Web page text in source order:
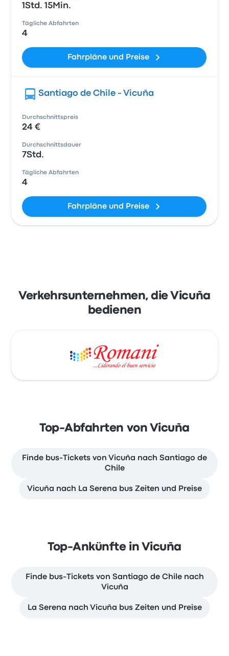
1Std. 15Min.
Tägliche Abfahrten
4
Fahrpläne und Preise
Santiago de Chile - Vicuña
Durchschnittspreis
24 €
Durchschnittsdauer
7Std.
Tägliche Abfahrten
4
Fahrpläne und Preise
Verkehrsunternehmen, die Vicuña
bedienen
Top-Abfahrten von Vicuña
Finde bus-Tickets von Vicuña nach Santiago de
Chile
Vicuña nach La Serena bus Zeiten und Preise
Top-Ankünfte in Vicuña
Finde bus-Tickets von Santiago de Chile nach
Vicuña
La Serena nach Vicuña bus Zeiten und Preise